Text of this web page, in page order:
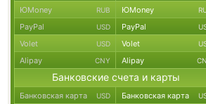
ЮMoney RUB ЮMoney
PayPal USD PayPal
Volet USD Volet
Alipay CNY Alipay
Банковские счета и карты
Банковская карта USD Банковская карта